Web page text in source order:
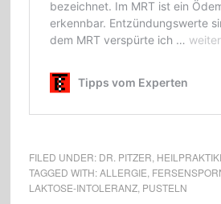
FILED UNDER: DR. PITZER
TAGGED WITH:ALLERGIE
LAKTOSE-INTOLERANZ, PUSTELN